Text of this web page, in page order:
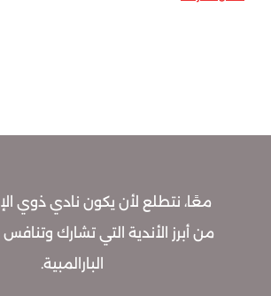
معًا، نتطلع لأن يكون نادي ذوي
من أبرز الأندية التي تشارك
البارالمبية.